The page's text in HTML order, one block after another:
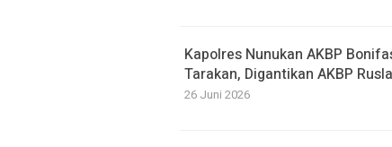
Kapolres Nunukan AKBP
Tarakan, Digantikan AKBP
26 Juni 2026